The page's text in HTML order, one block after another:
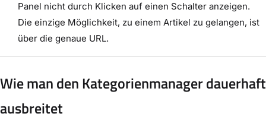
Panel nicht durch Klicken auf einen Schalter anzeigen.
Die einzige Möglichkeit, zu einem Artikel zu gelangen, ist
über die genaue URL.
Wie man den Kategorienmanager dauerhaft
ausbreitet